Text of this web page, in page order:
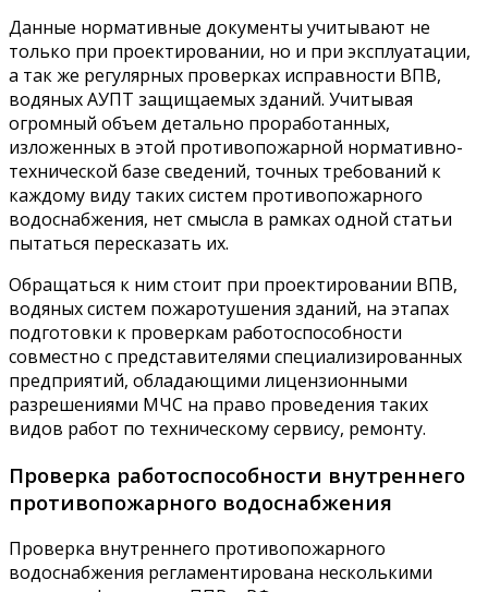
Данные нормативные документы учитывают не
только при проектировании, но и при эксплуатации,
а так же регулярных проверках исправности ВПВ,
водяных АУПТ защищаемых зданий. Учитывая
огромный объем детально проработанных,
изложенных в этой противопожарной нормативно-
технической базе сведений, точных требований к
каждому виду таких систем противопожарного
водоснабжения, нет смысла в рамках одной статьи
пытаться пересказать их.
Обращаться к ним стоит при проектировании ВПВ,
водяных систем пожаротушения зданий, на этапах
подготовки к проверкам работоспособности
совместно с представителями специализированных
предприятий, обладающими лицензионными
разрешениями МЧС на право проведения таких
видов работ по техническому сервису, ремонту.
Проверка работоспособности внутреннего
противопожарного водоснабжения
Проверка внутреннего противопожарного
водоснабжения регламентирована несколькими